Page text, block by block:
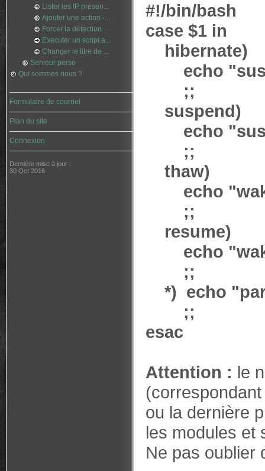
Lister les IP présen...
Ajouter une action -...
Forcer la détection ...
Executer un script a...
Changer le titre de ...
Serveur perso
Qui sommes nous ?
Formulaire de courriel
Plan du site
Connexion
Dernière mise à jour :
30 Oct 2016
#!/bin/bash
case $1 in
hibernate)
echo
;;
suspend)
echo
;;
thaw)
echo
;;
resume)
echo
;;
*) echo
;;
esac
Attention : le
ou la dernière
les modules et
Ne pas oublier